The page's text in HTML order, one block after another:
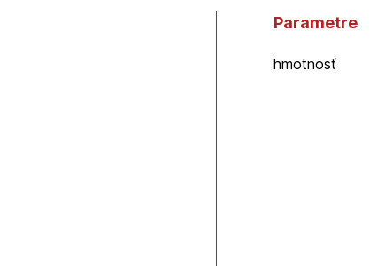
Parametre
hmotnosť